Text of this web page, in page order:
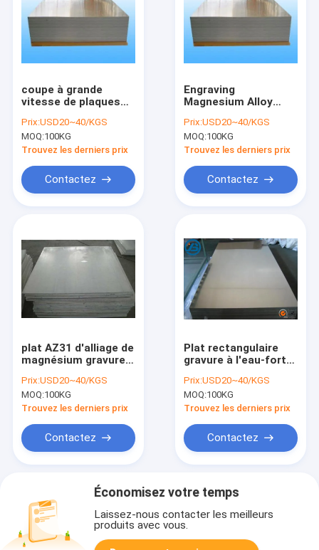
coupe à grande
vitesse de plaques
magnésium de la
stabilité
dimensionnelle
Prix:USD20~40/KGS
MOQ:100KG
Trouvez les derniers prix
Contactez
Engraving
Magnesium Alloy
Magnesium
Photoengraving
Plate
Prix:USD20~40/KGS
MOQ:100KG
Trouvez les derniers prix
Contactez
plat AZ31 d'alliage de
magnésium gravure à
photogravure de
magnésium de 1.5-
10mm
Prix:USD20~40/KGS
MOQ:100KG
Trouvez les derniers prix
Contactez
Plat rectangulaire
gravure à l'eau-forte
plat AZ31 de
photogravure de
magnésium
Prix:USD20~40/KGS
MOQ:100KG
Trouvez les derniers prix
Contactez
Économisez votre temps
Laissez-nous contacter les meilleurs
produits avec vous.